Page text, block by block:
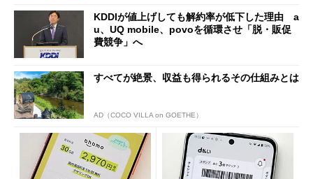
KDDIが値上げしても解約率が低下した理由 a
u、UQ mobile、povoを循環させ「脱・販促
費競争」へ
すべてが絶景、収益も得られるその仕組みとは
AD（COCO VILLA on GOETHE）